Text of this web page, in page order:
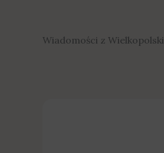
Wiadomości z Wielkopolski